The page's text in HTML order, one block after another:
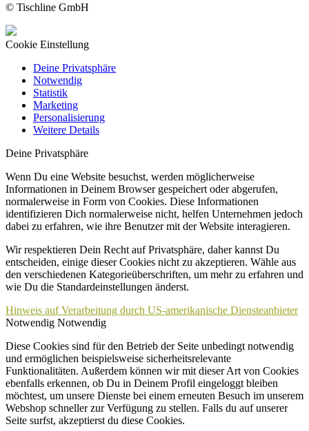
© Tischline GmbH
Cookie Einstellung
Deine Privatsphäre
Notwendig
Statistik
Marketing
Personalisierung
Weitere Details
Deine Privatsphäre
Wenn Du eine Website besuchst, werden möglicherweise
Informationen in Deinem Browser gespeichert oder abgerufen,
normalerweise in Form von Cookies. Diese Informationen
identifizieren Dich normalerweise nicht, helfen Unternehmen jedoch
dabei zu erfahren, wie ihre Benutzer mit der Website interagieren.
Wir respektieren Dein Recht auf Privatsphäre, daher kannst Du
entscheiden, einige dieser Cookies nicht zu akzeptieren. Wähle aus
den verschiedenen Kategorieüberschriften, um mehr zu erfahren und
wie Du die Standardeinstellungen änderst.
Hinweis auf Verarbeitung durch US-amerikanische Diensteanbieter
Notwendig Notwendig
Diese Cookies sind für den Betrieb der Seite unbedingt notwendig
und ermöglichen beispielsweise sicherheitsrelevante
Funktionalitäten. Außerdem können wir mit dieser Art von Cookies
ebenfalls erkennen, ob Du in Deinem Profil eingeloggt bleiben
möchtest, um unsere Dienste bei einem erneuten Besuch im unserem
Webshop schneller zur Verfügung zu stellen. Falls du auf unserer
Seite surfst, akzeptierst du diese Cookies.